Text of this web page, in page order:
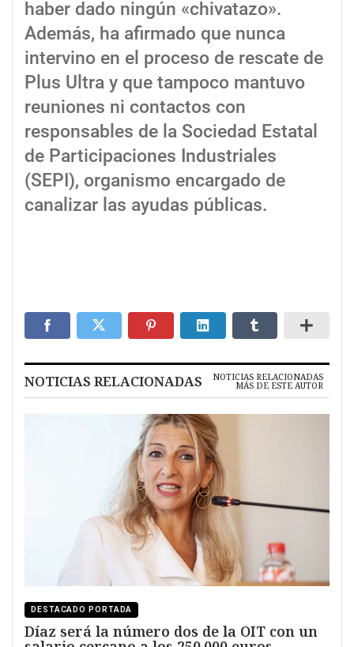
haber dado ningún «chivatazo».
Además, ha afirmado que nunca
intervino en el proceso de rescate de
Plus Ultra y que tampoco mantuvo
reuniones ni contactos con
responsables de la Sociedad Estatal
de Participaciones Industriales
(SEPI), organismo encargado de
canalizar las ayudas públicas.
NOTICIAS RELACIONADAS NOTICIAS RELACIONADAS
MÁS DE ESTE AUTOR
DESTACADO PORTADA
Díaz será la número dos de la OIT con un